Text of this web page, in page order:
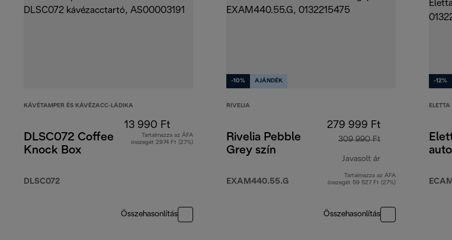
KÁVÉTAMPER ÉS KÁVÉZACC-LÁDIKA
DLSC072 Coffee
Knock Box
DLSC072
13 990 Ft
Tartalmazza az ÁFA
összegét 2974 Ft (27%)
Összehasonlítás
-10% AJÁNDÉK
RIVELIA
Rivelia Pebble
Grey szín
EXAM440.55.G
279 999 Ft
309 990 Ft
Javasolt ár
eredeti ár 309
Tartalmazza az ÁFA
összegét 59 527 Ft (27%)
Összehasonlítás
-12%
ELETTA